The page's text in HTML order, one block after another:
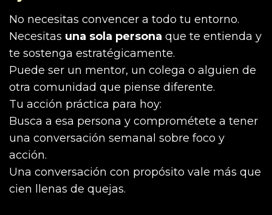
No necesitas convencer a todo tu entorno.
Necesitas una sola persona que te entienda y
te sostenga estratégicamente.
Puede ser un mentor, un colega o alguien de
otra comunidad que piense diferente.
Tu acción práctica para hoy:
Busca a esa persona y comprométete a tener
una conversación semanal sobre foco y
acción.
Una conversación con propósito vale más que
cien llenas de quejas.